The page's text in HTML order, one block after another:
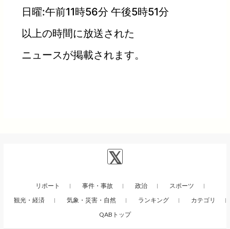
日曜:午前11時56分 午後5時51分
以上の時間に放送された
ニュースが掲載されます。
リポート 事件・事故 政治
スポーツ
観光・経済
気象・災害・自然 ランキング
カテゴリ
QABトップ